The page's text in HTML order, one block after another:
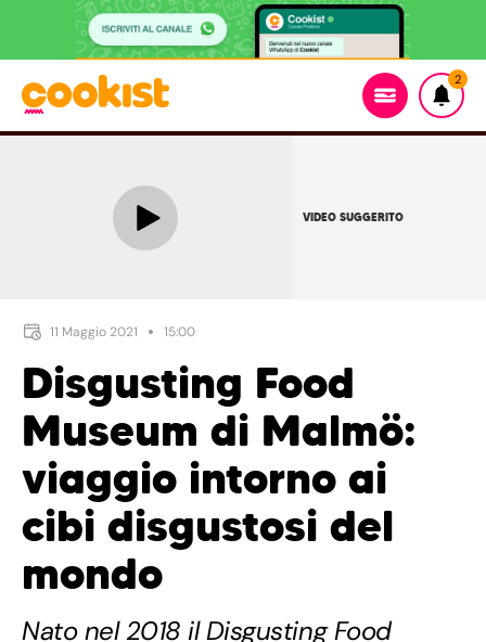
2
VIDEO SUGGERITO
11 Maggio 2021 15:00
Disgusting Food
Museum di Malmö:
viaggio intorno ai
cibi disgustosi del
mondo
Nato nel 2018 il Disgusting Food